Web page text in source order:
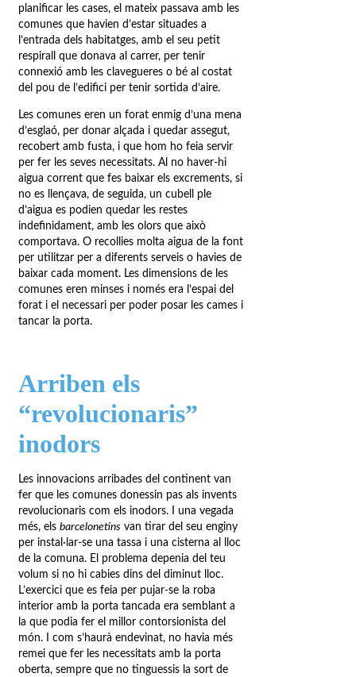
planificar les cases, el mateix passava amb les
comunes que havien d’estar situades a
l’entrada dels habitatges, amb el seu petit
respirall que donava al carrer, per tenir
connexió amb les clavegueres o bé al costat
del pou de l’edifici per tenir sortida d’aire.
Les comunes eren un forat enmig d’una mena
d’esglaó, per donar alçada i quedar assegut,
recobert amb fusta, i que hom ho feia servir
per fer les seves necessitats. Al no haver-hi
aigua corrent que fes baixar els excrements, si
no es llençava, de seguida, un cubell ple
d’aigua es podien quedar les restes
indefinidament, amb les olors que això
comportava. O recollies molta aigua de la font
per utilitzar per a diferents serveis o havies de
baixar cada moment. Les dimensions de les
comunes eren minses i només era l’espai del
forat i el necessari per poder posar les cames i
tancar la porta.
Arriben els
“revolucionaris”
inodors
Les innovacions arribades del continent van
fer que les comunes donessin pas als invents
revolucionaris com els inodors. I una vegada
més, elsbarcelonetins van tirar del seu enginy
per instal·lar-se una tassa i una cisterna al lloc
de la comuna. El problema depenia del teu
volum si no hi cabies dins del diminut lloc.
L’exercici que es feia per pujar-se la roba
interior amb la porta tancada era semblant a
la que podia fer el millor contorsionista del
món. I com s’haurà endevinat, no havia més
remei que fer les necessitats amb la porta
oberta, sempre que no tinguessis la sort de